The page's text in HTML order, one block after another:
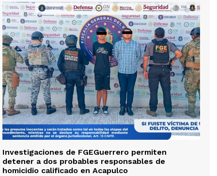
Investigaciones de FGEGuerrero permiten
detener a dos probables responsables de
homicidio calificado en Acapulco